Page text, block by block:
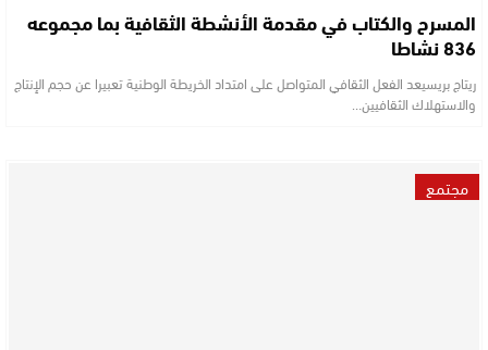
المسرح والكتاب في مقدمة الأنشطة الثقافية بما مجموعه
836 نشاطا
ريتاج بريسيعد الفعل الثقافي المتواصل على امتداد الخريطة الوطنية تعبيرا عن حجم الإنتاج
والاستهلاك الثقافيين…
مجتمع